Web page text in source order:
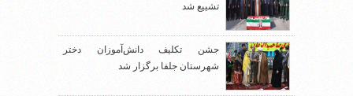
تشییع شد
جشن تکلیف دانش‌آموزان دختر
شهرستان جلفا برگزار شد